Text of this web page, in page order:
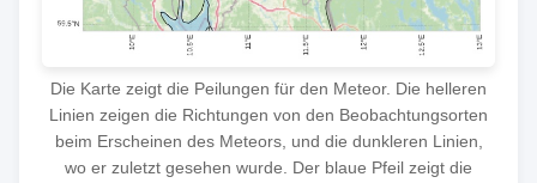
Die Karte zeigt die Peilungen für den Meteor. Die helleren
Linien zeigen die Richtungen von den Beobachtungsorten
beim Erscheinen des Meteors, und die dunkleren Linien,
wo er zuletzt gesehen wurde. Der blaue Pfeil zeigt die